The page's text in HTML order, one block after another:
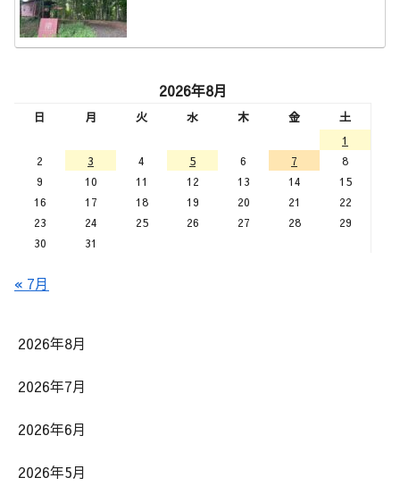
2026年8月
日 月 火 水 木 金
土
1
2
3 4 5 6 7
8
9
10 11 12 13 14
15
16
17 18 19 20 21
22
23
24 25 26 27 28
29
30
31
« 7月
2026年8月
2026年7月
2026年6月
2026年5月